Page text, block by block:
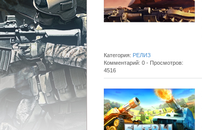
Категория: РЕЛИЗ
Комментарий: 0 - Просмотров:
4516